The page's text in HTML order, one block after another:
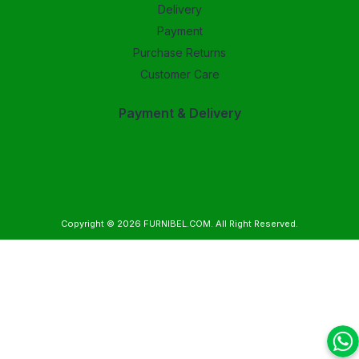
Delivery
Payment
Purchase Returns
Customer Care
Payment & Delivery
Copyright © 2026 FURNIBEL.COM. All Right Reserved.